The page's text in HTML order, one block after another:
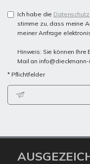
Ich habe die
stimme zu, dass meine
meiner Anfrage
Hinweis: Sie können Ihre
Mail an
* Pflichtfelder